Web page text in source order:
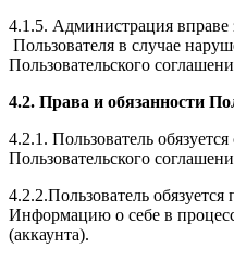
4.1.5. Администрация вправе
Пользователя в случае
Пользовательского
4.2. Права и обязанности
4.2.1. Пользователь
Пользовательского
4.2.2.Пользователь
Информацию о себе в
(аккаунта).